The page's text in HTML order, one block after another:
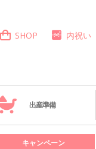
SHOP 内祝い
出産準備
キャンペーン